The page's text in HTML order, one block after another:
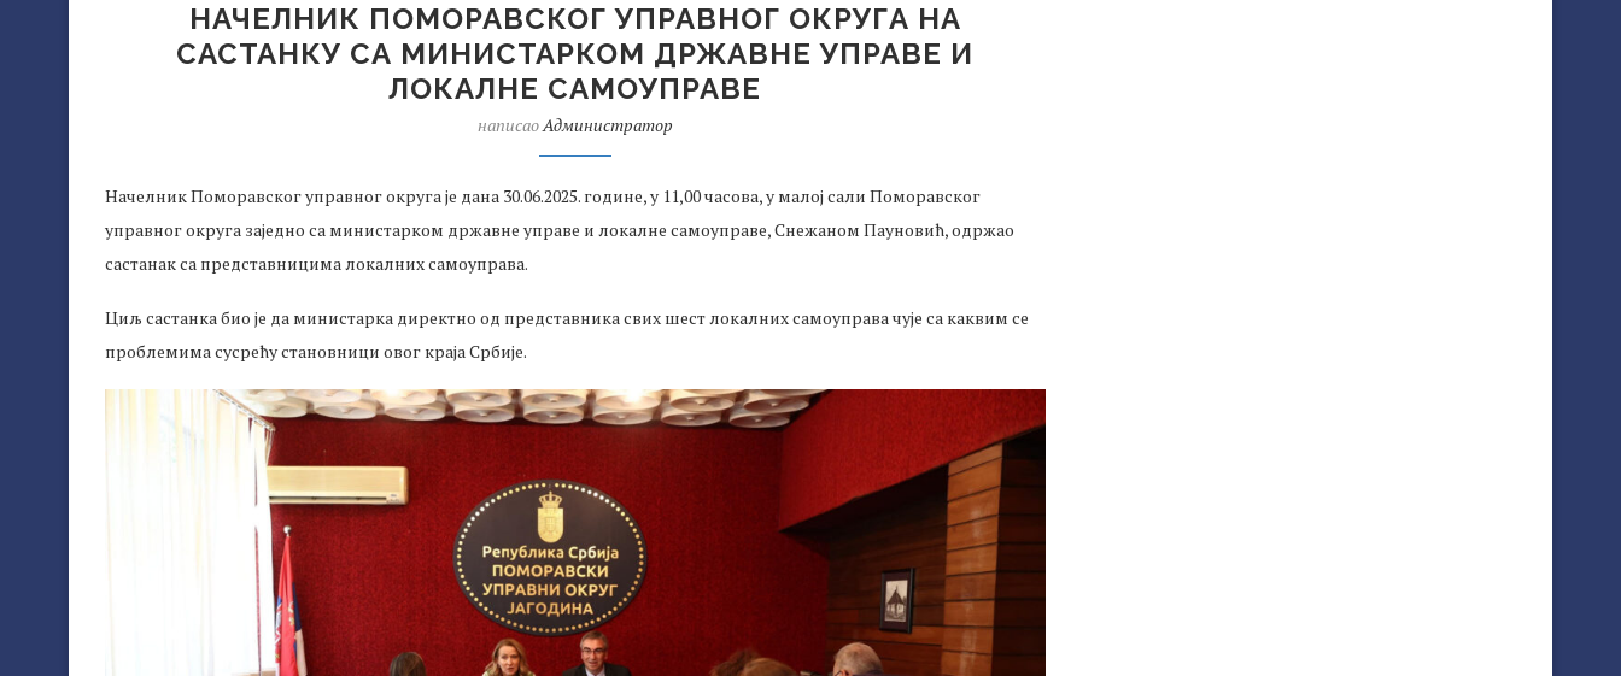
НАЧЕЛНИК ПОМОРАВСКОГ УПРАВНОГ ОКРУГА НА
САСТАНКУ СА МИНИСТАРКОМ ДРЖАВНЕ УПРАВЕ И
ЛОКАЛНЕ САМОУПРАВЕ
написаоАдминистратор
Начелник Поморавског управног округа је дана 30.06.2025. године, у 11,00 часова, у малој сали Поморавског
управног округа заједно са министарком државне управе и локалне самоуправе, Снежаном Пауновић, одржао
састанак са представницима локалних самоуправа.
Циљ састанка био је да министарка директно од представника свих шест локалних самоуправа чује са каквим се
проблемима сусрећу становници овог краја Србије.